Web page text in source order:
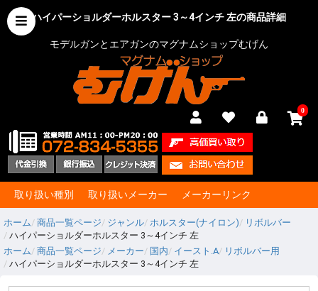
ハイパーショルダーホルスター 3～4インチ 左の商品詳細
モデルガンとエアガンのマグナムショップむげん
0
取り扱い種別 取り扱いメーカー メーカーリンク
ホーム 商品一覧ページ ジャンル ホルスター(ナイロン)
リボルバー
ハイパーショルダーホルスター 3～4インチ 左
ホーム 商品一覧ページ メーカー 国内 イースト.A
リボルバー用
ハイパーショルダーホルスター 3～4インチ 左